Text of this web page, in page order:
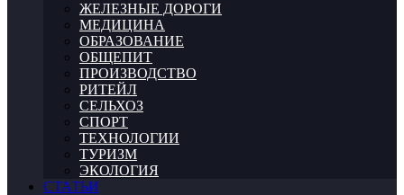
ЖЕЛЕЗНЫЕ ДОРОГИ
МЕДИЦИНА
ОБРАЗОВАНИЕ
ОБЩЕПИТ
ПРОИЗВОДСТВО
РИТЕЙЛ
СЕЛЬХОЗ
СПОРТ
ТЕХНОЛОГИИ
ТУРИЗМ
ЭКОЛОГИЯ
СТАТЬИ